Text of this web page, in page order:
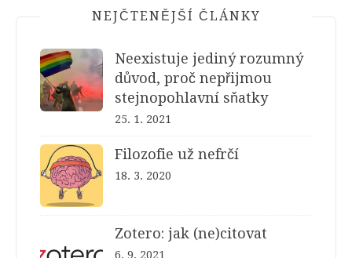
NEJČTENĚJŠÍ ČLÁNKY
Neexistuje jediný rozumný
důvod, proč nepřijmou
stejnopohlavní sňatky
25. 1. 2021
Filozofie už nefrčí
18. 3. 2020
Zotero: jak (ne)citovat
6. 9. 2021